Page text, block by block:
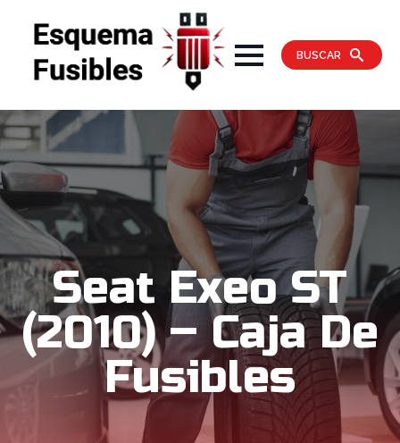
BUSCAR
Seat Exeo ST
(2010) – Caja De
Fusibles